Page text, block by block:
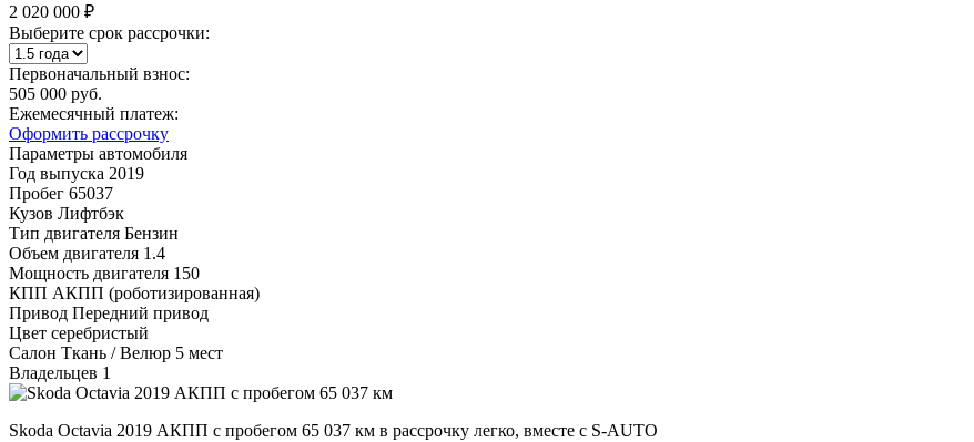
2 020 000 ₽
Выберите срок рассрочки:
Первоначальный взнос:
505 000 руб.
Ежемесячный платеж:
Оформить рассрочку
Параметры автомобиля
Год выпуска 2019
Пробег 65037
Кузов Лифтбэк
Тип двигателя Бензин
Объем двигателя 1.4
Мощность двигателя 150
КПП АКПП (роботизированная)
Привод Передний привод
Цвет серебристый
Салон Ткань / Велюр 5 мест
Владельцев 1
Skoda Octavia 2019 АКПП с пробегом 65 037 км в рассрочку легко, вместе с S-AUTO